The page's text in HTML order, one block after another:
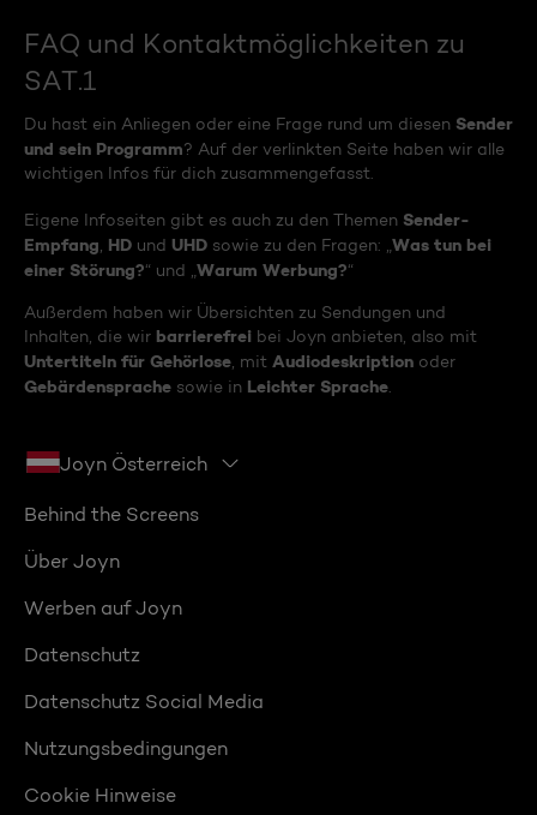
FAQ und Kontaktmöglichkeiten zu
SAT.1
Du hast ein Anliegen oder eine Frage rund um diesen Sender
und sein Programm? Auf der verlinkten Seite haben wir alle
wichtigen Infos für dich zusammengefasst.
Eigene Infoseiten gibt es auch zu den Themen Sender-
Empfang HD und UHD sowie zu den Fragen: „ Was tun bei
einer Störung?“ und „ Warum Werbung?“
Außerdem haben wir Übersichten zu Sendungen und
Inhalten, die wir barrierefrei bei Joyn anbieten, also mit
Untertiteln für Gehörlose , mit Audiodeskription oder
Gebärdensprache sowie in Leichter Sprache
Joyn Österreich
Behind the Screens
Über Joyn
Werben auf Joyn
Datenschutz
Datenschutz Social Media
Nutzungsbedingungen
Cookie Hinweise